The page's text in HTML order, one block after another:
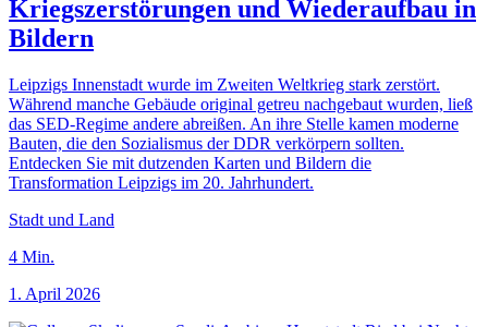
Kriegszerstörungen und Wiederaufbau in
Bildern
Leipzigs Innenstadt wurde im Zweiten Weltkrieg stark zerstört.
Während manche Gebäude original getreu nachgebaut wurden, ließ
das SED-Regime andere abreißen. An ihre Stelle kamen moderne
Bauten, die den Sozialismus der DDR verkörpern sollten.
Entdecken Sie mit dutzenden Karten und Bildern die
Transformation Leipzigs im 20. Jahrhundert.
Stadt und Land
4 Min.
1. April 2026